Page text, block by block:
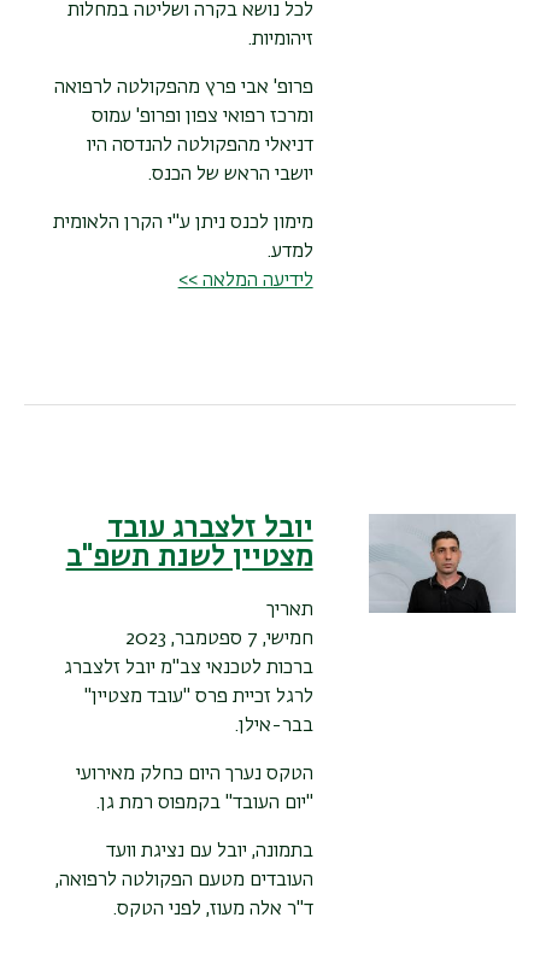
לכל נושא בקרה ושליטה במחלות
זיהומיות.
פרופ' אבי פרץ מהפקולטה לרפואה
ומרכז רפואי צפון ופרופ' עמוס
דניאלי מהפקולטה להנדסה היו
יושבי הראש של הכנס.
מימון לכנס ניתן ע"י הקרן הלאומית
למדע.
לידיעה המלאה >>
יובל זלצברג עובד
מצטיין לשנת תשפ"ב
תאריך
חמישי, 7 ספטמבר, 2023
ברכות לטכנאי צב"מ יובל זלצברג
לרגל זכיית פרס "עובד מצטיין"
בבר-אילן.
הטקס נערך היום כחלק מאירועי
"יום העובד" בקמפוס רמת גן.
בתמונה, יובל עם נציגת וועד
העובדים מטעם הפקולטה לרפואה,
ד"ר אלה מעוז, לפני הטקס.